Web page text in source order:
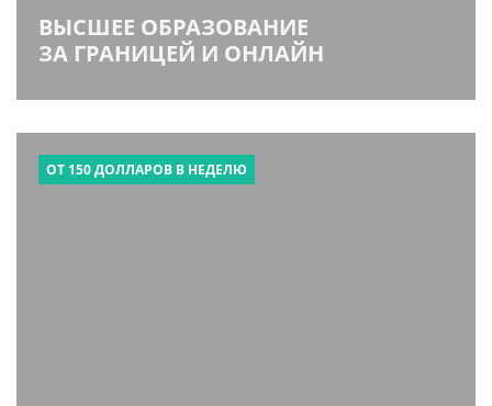
ВЫСШЕЕ ОБРАЗОВАНИЕ
ЗА ГРАНИЦЕЙ И ОНЛАЙН
ОТ 150 ДОЛЛАРОВ В НЕДЕЛЮ